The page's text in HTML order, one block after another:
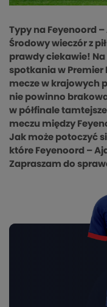
Typy na Feyenoord
Środowy wieczór z
prawdy ciekawie! Na
spotkania w Premier
mecze w krajowych
nie powinno
w półfinale
meczu między
Jak może potoczyć
które Feyenoord –
Zapraszam do